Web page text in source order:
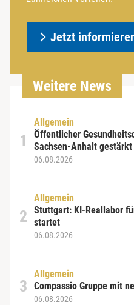
Jetzt
Weitere News
Allgemein
Öffentlicher
Sachsen-Anhalt gestärkt
06.08.2026
Allgemein
Stuttgart: KI-Reallabor
startet
06.08.2026
Allgemein
Compassio Gruppe mit
06.08.2026